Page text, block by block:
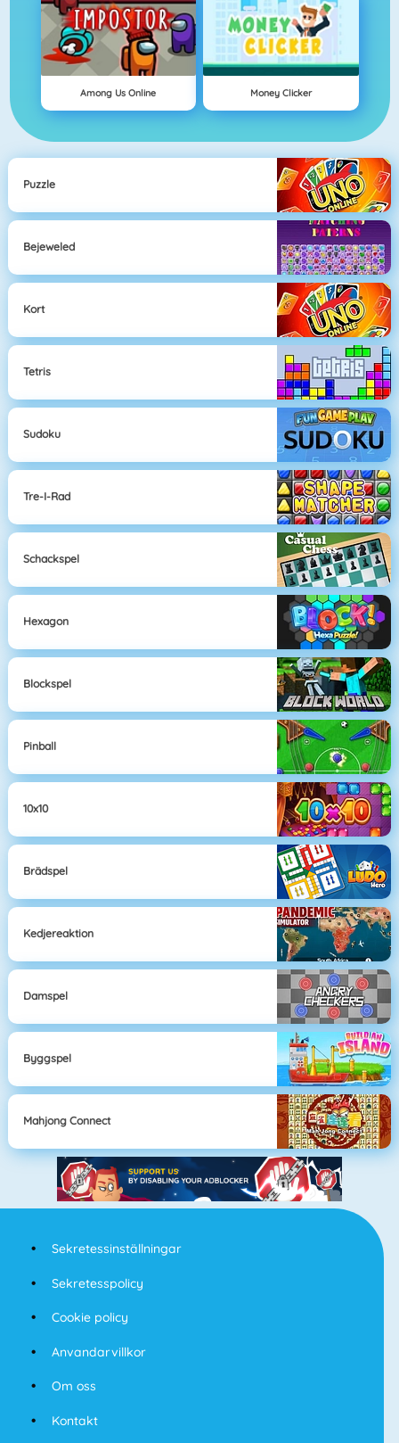
Among Us Online Money Clicker
Puzzle
Bejeweled
Kort
Tetris
Sudoku
Tre-I-Rad
Schackspel
Hexagon
Blockspel
Pinball
10x10
Brädspel
Kedjereaktion
Damspel
Byggspel
Mahjong Connect
Sekretessinställningar
Sekretesspolicy
Cookie policy
Anvandarvillkor
Om oss
Kontakt